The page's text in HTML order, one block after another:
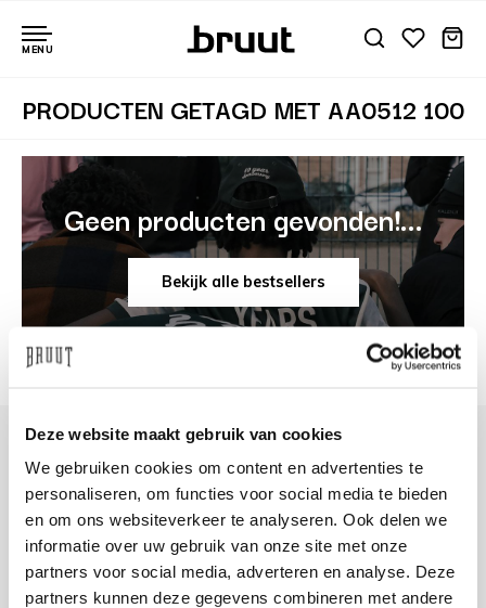
Deze website maakt gebruik van cookies
We gebruiken cookies om content en advertenties te
personaliseren, om functies voor social media te bieden
en om ons websiteverkeer te analyseren. Ook delen we
informatie over uw gebruik van onze site met onze
partners voor social media, adverteren en analyse. Deze
partners kunnen deze gegevens combineren met andere
MENU
PRODUCTEN GETAGD MET AA0512 100
Geen producten gevonden!...
Bekijk alle bestsellers
+31 23 205 2006
info@bruut.nl
Contact Formulier
Open tot 18:30